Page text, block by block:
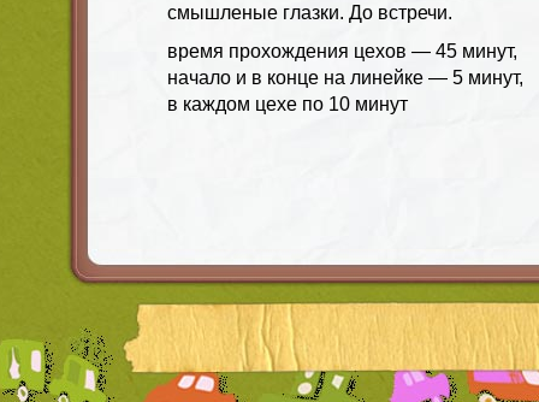
смышленые глазки. До встречи.
время прохождения цехов — 45 минут,
начало и в конце на линейке — 5 минут,
в каждом цехе по 10 минут